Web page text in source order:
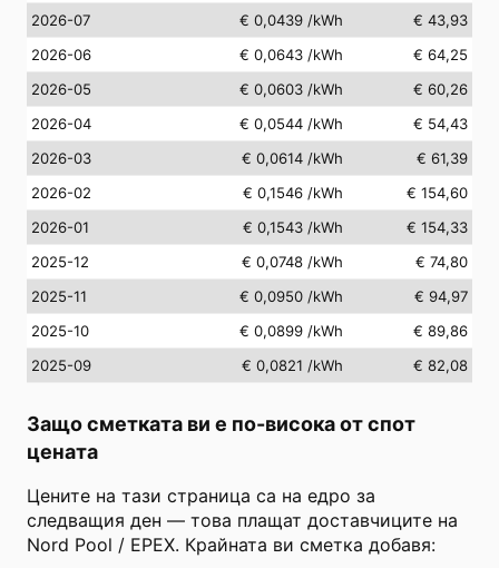
2026-07
€ 0,0439 /kWh
€ 43,93
2026-06
€ 0,0643 /kWh
€ 64,25
2026-05
€ 0,0603 /kWh
€ 60,26
2026-04
€ 0,0544 /kWh
€ 54,43
2026-03
€ 0,0614 /kWh
€ 61,39
2026-02
€ 0,1546 /kWh
€ 154,60
2026-01
€ 0,1543 /kWh
€ 154,33
2025-12
€ 0,0748 /kWh
€ 74,80
2025-11
€ 0,0950 /kWh
€ 94,97
2025-10
€ 0,0899 /kWh
€ 89,86
2025-09
€ 0,0821 /kWh € 82,08
Защо сметката ви е по-висока от спот
цената
Цените на тази страница са на едро за
следващия ден — това плащат доставчиците на
Nord Pool / EPEX. Крайната ви сметка добавя: